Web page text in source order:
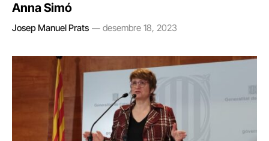
Anna Simó
Josep Manuel Prats desembre 18, 2023